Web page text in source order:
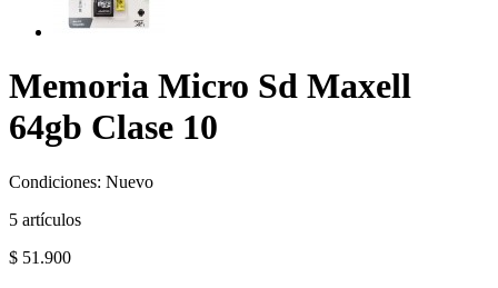
Memoria Micro Sd Maxell
64gb Clase 10
Condiciones: Nuevo
5 artículos
$ 51.900